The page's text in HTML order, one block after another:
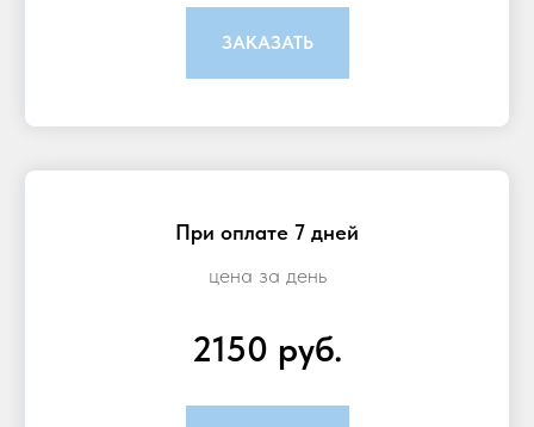
ЗАКАЗАТЬ
При оплате 7 дней
цена за день
2150 руб.